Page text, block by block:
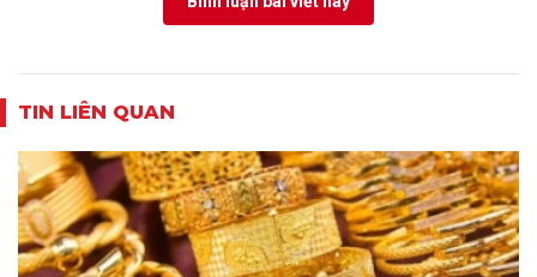
TIN LIÊN QUAN